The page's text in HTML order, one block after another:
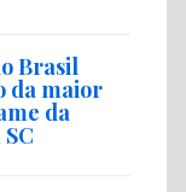
Brasil
da maior
da